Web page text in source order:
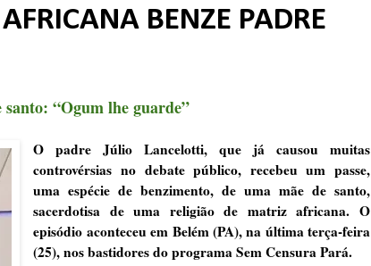
BENZE PADRE
santo: “Ogum lhe guarde”
O padre Júlio Lancelotti, que já causou muitas
controvérsias no debate público, recebeu um passe,
uma espécie de benzimento, de uma mãe de santo,
sacerdotisa de uma religião de matriz africana. O
episódio aconteceu em Belém (PA), na última terça-feira
(25), nos bastidores do programa Sem Censura Pará.